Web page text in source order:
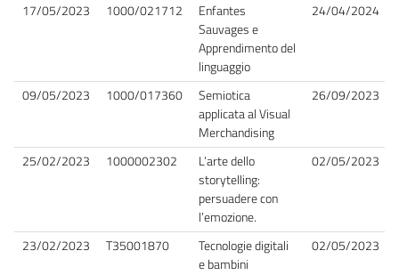
17/05/2023 1000/021712
Enfantes
Sauvages e
Apprendimento del
linguaggio
24/04/2024
09/05/2023 1000/017360
Semiotica
applicata al Visual
Merchandising
26/09/2023
25/02/2023 1000002302
L’arte dello
storytelling:
persuadere con
l’emozione.
02/05/2023
23/02/2023 T35001870
Tecnologie digitali
e bambini
02/05/2023